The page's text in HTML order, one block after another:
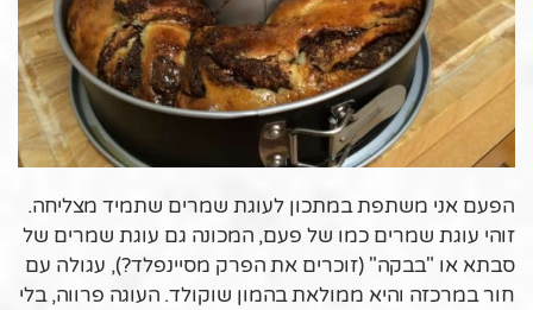
הפעם אני משתפת במתכון לעוגת שמרים שתמיד מצליחה.
זוהי עוגת שמרים כמו של פעם, המכונה גם עוגת שמרים של
סבתא או "בבקה" (זוכרים את הפרק מסיינפלד?), עגולה עם
חור במרכזה והיא ממולאת בהמון שוקולד. העוגה פרווה, בלי